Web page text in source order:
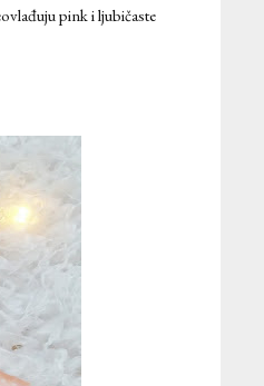
pink i ljubičaste